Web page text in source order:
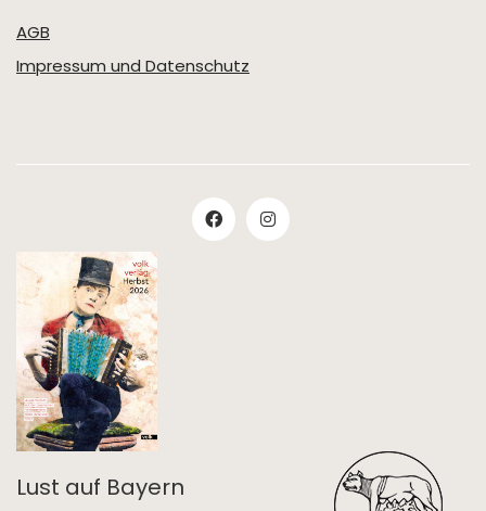
AGB
Impressum und Datenschutz
Lust auf Bayern